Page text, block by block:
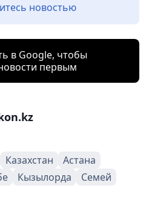
новостью
в Google, чтобы
первым
Казахстан
Астана
Кызылорда Семей